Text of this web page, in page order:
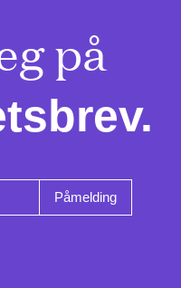
på